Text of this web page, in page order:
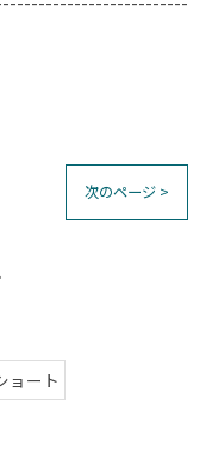
次のページ >
ョート